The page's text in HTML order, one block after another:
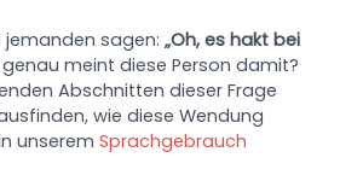
jemanden sagen:„Oh, es hakt bei
meint diese Person damit?
Abschnitten dieser Frage
wie diese Wendung
unseremSprachgebrauch